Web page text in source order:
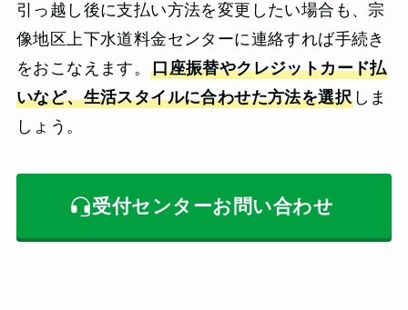
引っ越し後に支払い方法を変更したい場合も、宗
像地区上下水道料金センターに連絡すれば手続き
をおこなえます。口座振替やクレジットカード払
いなど、生活スタイルに合わせた方法を選択しま
しょう。
受付センターお問い合わせ